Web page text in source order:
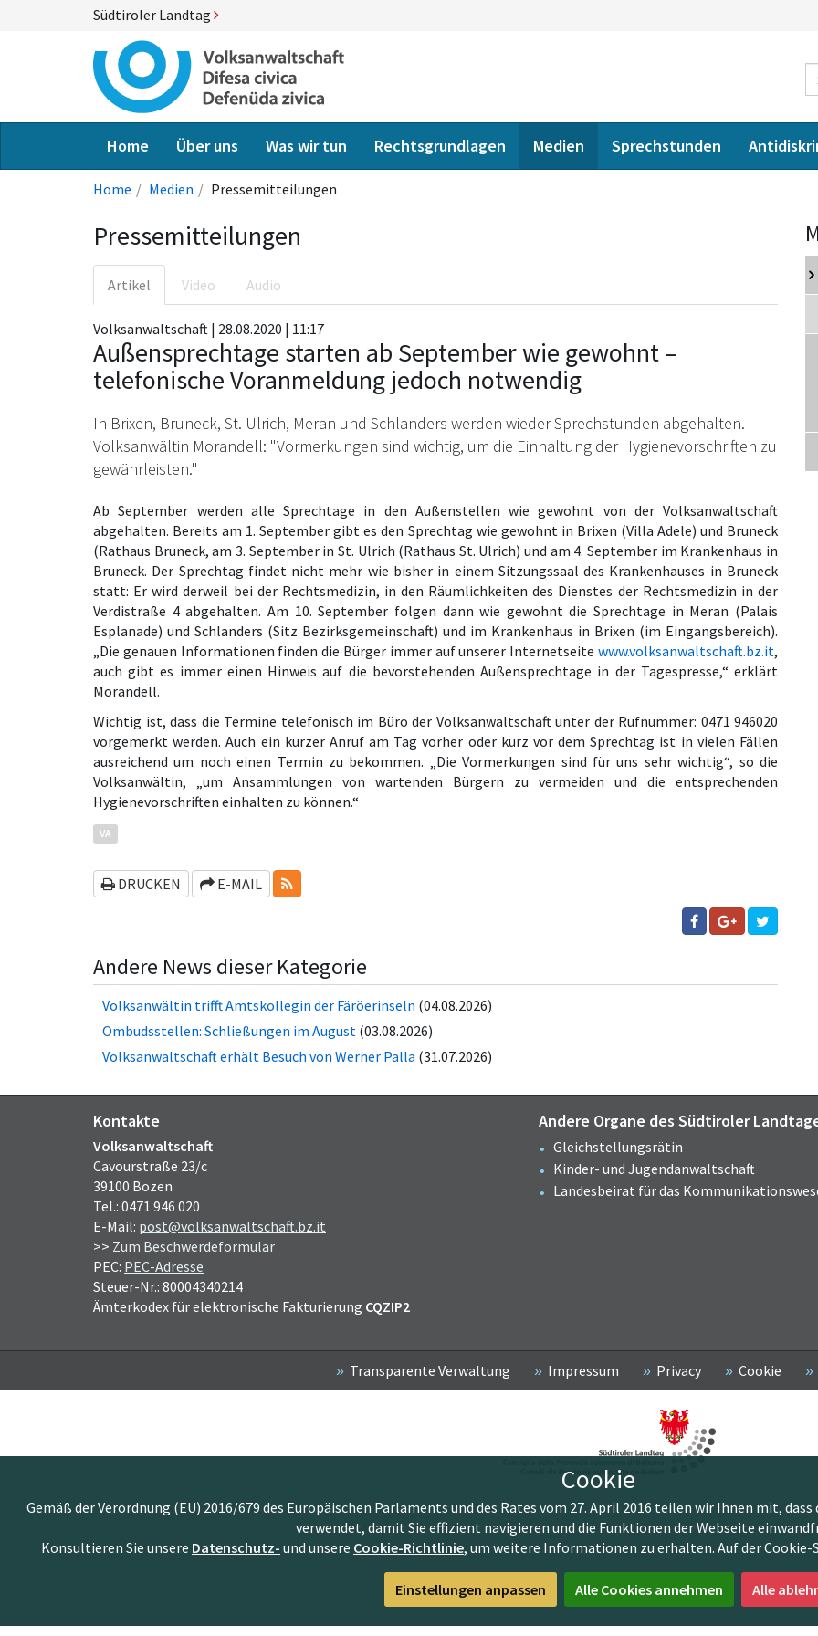
Südtiroler Landtag
Home Über uns Was wir tun Rechtsgrundlagen Medien Sprechstunden
Home Medien Pressemitteilungen
Pressemitteilungen
Artikel Video Audio
Volksanwaltschaft | 28.08.2020 | 11:17
Außensprechtage starten ab September wie gewohnt –
telefonische Voranmeldung jedoch notwendig
In Brixen, Bruneck, St. Ulrich, Meran und Schlanders werden wieder Sprechstunden abgehalten.
Volksanwältin Morandell: "Vormerkungen sind wichtig, um die Einhaltung der Hygienevorschriften zu
gewährleisten."
Ab September werden alle Sprechtage in den Außenstellen wie gewohnt von der Volksanwaltschaft
abgehalten. Bereits am 1. September gibt es den Sprechtag wie gewohnt in Brixen (Villa Adele) und Bruneck
(Rathaus Bruneck, am 3. September in St. Ulrich (Rathaus St. Ulrich) und am 4. September im Krankenhaus in
Bruneck. Der Sprechtag findet nicht mehr wie bisher in einem Sitzungssaal des Krankenhauses in Bruneck
statt: Er wird derweil bei der Rechtsmedizin, in den Räumlichkeiten des Dienstes der Rechtsmedizin in der
Verdistraße 4 abgehalten. Am 10. September folgen dann wie gewohnt die Sprechtage in Meran (Palais
Esplanade) und Schlanders (Sitz Bezirksgemeinschaft) und im Krankenhaus in Brixen (im Eingangsbereich).
„Die genauen Informationen finden die Bürger immer auf unserer Internetseite www.volksanwaltschaft.bz.it,
auch gibt es immer einen Hinweis auf die bevorstehenden Außensprechtage in der Tagespresse,“ erklärt
Morandell.
Wichtig ist, dass die Termine telefonisch im Büro der Volksanwaltschaft unter der Rufnummer: 0471 946020
vorgemerkt werden. Auch ein kurzer Anruf am Tag vorher oder kurz vor dem Sprechtag ist in vielen Fällen
ausreichend um noch einen Termin zu bekommen. „Die Vormerkungen sind für uns sehr wichtig“, so die
Volksanwältin, „um Ansammlungen von wartenden Bürgern zu vermeiden und die entsprechenden
Hygienevorschriften einhalten zu können.“
VA
DRUCKEN E-MAIL RSS-FEEDS
Andere News dieser Kategorie
Volksanwältin trifft Amtskollegin der Fä­rö­er­in­seln (04.08.2026)
Ombudsstellen: Schließungen im August (03.08.2026)
Volksanwaltschaft erhält Besuch von Werner Palla (31.07.2026)
Kontakte
Volksanwaltschaft
Cavourstraße 23/c
39100 Bozen
Tel.: 0471 946 020
E-Mail: post@volksanwaltschaft.bz.it
>> Zum Beschwerdeformular
PEC: PEC-Adresse
Steuer-Nr.: 80004340214
Ämterkodex für elektronische Fakturierung CQZIP2
Andere Organe des Südtiroler
Gleichstellungsrätin
Kinder- und Jugendanwaltschaft
Landesbeirat für das
Transparente Verwaltung Impressum Privacy Cookie
Cookie
Gemäß der Verordnung (EU) 2016/679 des Europäischen Parlaments und des Rates vom 27. April 2016 teilen wir Ihnen mit,
verwendet, damit Sie effizient navigieren und die Funktionen der Webseite
Konsultieren Sie unsere Datenschutz- und unsere Cookie-Richtlinie, um weitere Informationen zu erhalten. Auf der Cookie-
Einstellungen anpassen Alle Cookies annehmen Alle